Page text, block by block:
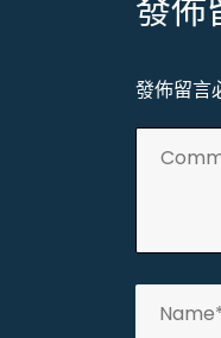
覽
發佈
發佈留言